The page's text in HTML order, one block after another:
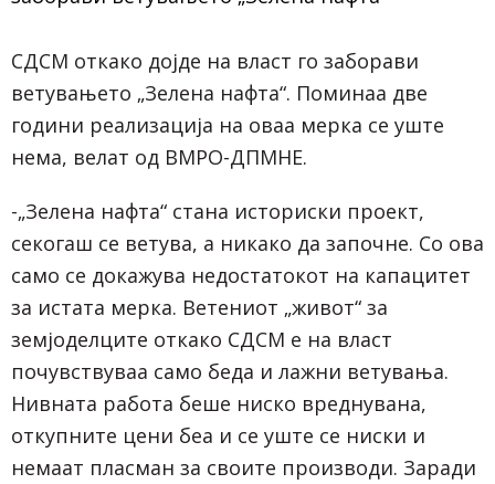
СДСМ откако дојде на власт го заборави
ветувањето „Зелена нафта“. Поминаа две
години реализација на оваа мерка се уште
нема, велат од ВМРО-ДПМНЕ.
-„Зелена нафта“ стана историски проект,
секогаш се ветува, а никако да започне. Со ова
само се докажува недостатокот на капацитет
за истата мерка. Ветениот „живот“ за
земјоделците откако СДСМ е на власт
почувствуваа само беда и лажни ветувања.
Нивната работа беше ниско вреднувана,
откупните цени беа и се уште се ниски и
немаат пласман за своите производи. Заради